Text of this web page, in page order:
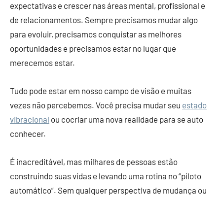
expectativas e crescer nas áreas mental, profissional e
de relacionamentos. Sempre precisamos mudar algo
para evoluir, precisamos conquistar as melhores
oportunidades e precisamos estar no lugar que
merecemos estar.
Tudo pode estar em nosso campo de visão e muitas
vezes não percebemos. Você precisa mudar seu estado
vibracional ou cocriar uma nova realidade para se auto
conhecer.
É inacreditável, mas milhares de pessoas estão
construindo suas vidas e levando uma rotina no “piloto
automático”. Sem qualquer perspectiva de mudança ou